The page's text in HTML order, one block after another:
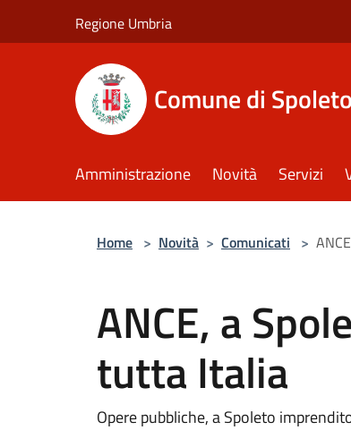
Regione Umbria
Comune di Spoleto
Amministrazione Novità Servizi
Home > Novità > Comunicati >
ANCE, a
tutta Italia
Opere pubbliche, a Spoleto